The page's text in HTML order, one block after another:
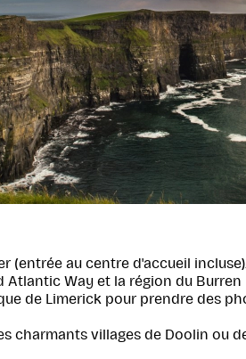
(entrée au centre d'accueil incluse).
Atlantic Way et la région du Burren
de Limerick pour prendre des
charmants villages de Doolin ou